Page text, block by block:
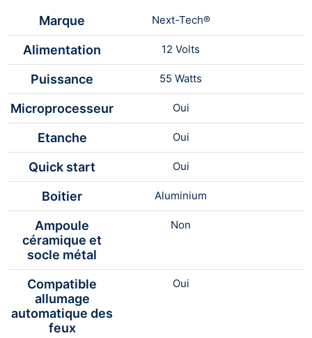
Marque Next-Tech®
Alimentation 12 Volts
Puissance 55 Watts
Microprocesseur Oui
Etanche Oui
Quick start Oui
Boitier Aluminium
Ampoule
céramique et
socle métal
Non
Compatible
allumage
automatique des
feux
Oui